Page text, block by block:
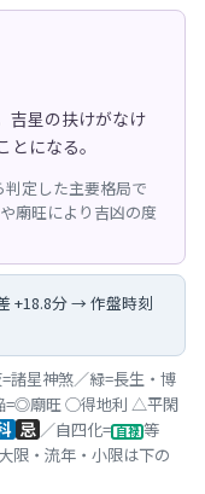
吉星の扶けがなけ
になる。
定した主要格局で
廟旺により吉凶の度
+18.8分 → 作盤時刻
諸星神煞／緑=長生・博
=◎廟旺 ◯得地利 △平閑
忌 ／自四化= 自禄 等
限・流年・小限は下の